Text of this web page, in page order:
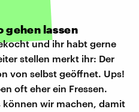
gehen lassen
und ihr habt gerne
stellen merkt ihr: Der
von selbst geöffnet. Ups!
oft eher ein Fressen.
können wir machen, damit